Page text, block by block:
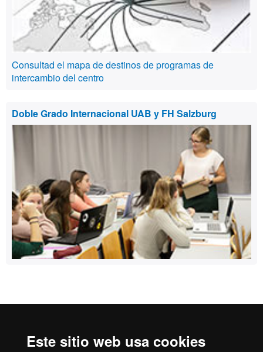
Este sitio web usa cookies
Consultad el mapa de destinos de programas de
intercambio del centro
Doble Grado Internacional UAB y FH Salzburg